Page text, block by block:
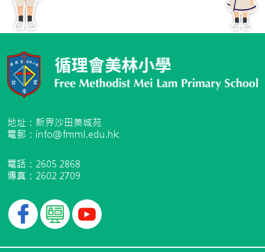
地址：新界沙田美城苑
電郵：info@fmml.edu.hk
電話：2605 2868
傳真：2602 2709